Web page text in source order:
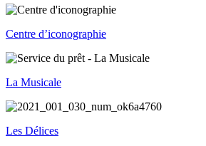
Centre d’iconographie
La Musicale
Les Délices